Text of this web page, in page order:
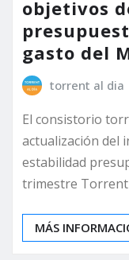
objetivos
gasto del
torrent al dia
El consistorio
actualización del
estabilidad
trimestre
MÁS